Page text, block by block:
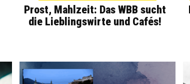
Prost, Mahlzeit: Das WBB sucht
die Lieblingswirte und Cafés!